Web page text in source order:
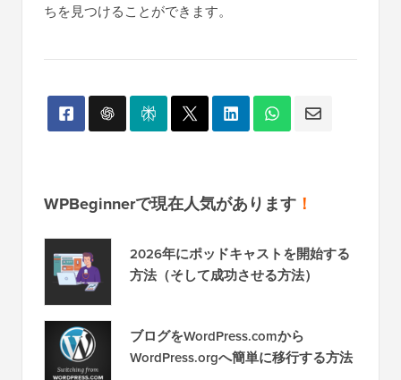
ちを見つけることができます。
WPBeginnerで現在人気があります ！
2026年にポッドキャストを開始する
方法（そして成功させる方法）
ブログをWordPress.comから
WordPress.orgへ簡単に移行する方法